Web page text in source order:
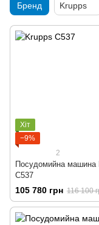
Бренд Krupps
Хіт
−9%
2
Посудомийна машина
C537
105 780 грн 116 100